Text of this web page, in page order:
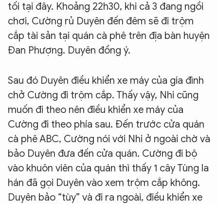
tối tại đây. Khoảng 22h30, khi cả 3 đang ngồi
chơi, Cường rủ Duyên đến đêm sẽ đi trộm
cắp tài sản tại quán cà phê trên địa bàn huyện
Đan Phượng. Duyên đồng ý.
Sau đó Duyên điều khiển xe máy của gia đình
chở Cường đi trộm cắp. Thấy vậy, Nhi cũng
muốn đi theo nên điều khiển xe máy của
Cường đi theo phía sau. Đến trước cửa quán
cà phê ABC, Cường nói với Nhi ở ngoài chờ và
bảo Duyên đưa đến cửa quán. Cường đi bộ
vào khuôn viên của quán thì thấy 1 cây Tùng la
hán đã gọi Duyên vào xem trộm cắp không.
Duyên bảo “tùy” và đi ra ngoài, điều khiển xe